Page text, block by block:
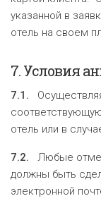
указанной в
отель на своем
7.Условия
7.1.
отель или в
7.2. Любые
должны быть
электронной